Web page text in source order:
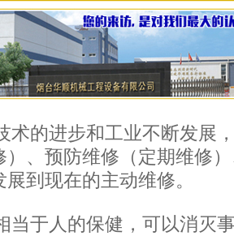
术的进步和工业不断发展
）、预防维修（定期维修
到现在的主动维修。
当于人的保健，可以消灭